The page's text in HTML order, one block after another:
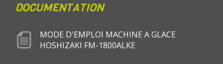
DOCUMENTATION
MODE D'EMPLOI MACHINE A GLACE
HOSHIZAKI FM-1800ALKE